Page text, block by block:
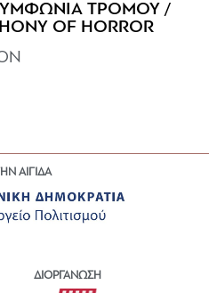
ΤΡΟΜΟΥ /
OF HORROR
ΑΙΓΙΔΑ
ΔΙΟΡΓΑΝΩΣΗ